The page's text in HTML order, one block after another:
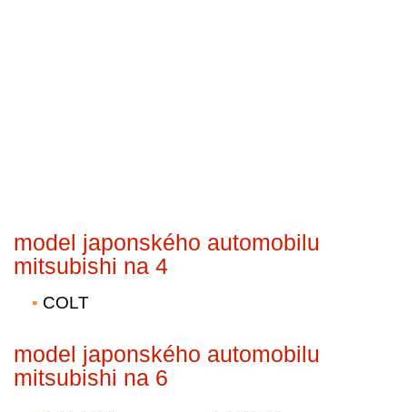
model japonského automobilu
mitsubishi na 4
COLT
model japonského automobilu
mitsubishi na 6